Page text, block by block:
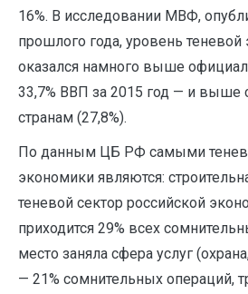
16%. В исследовании МВФ,
прошлого года, уровень
оказался намного выше
33,7% ВВП за 2015 год — и выше
странам (27,8%).
По данным ЦБ РФ самыми
экономики являются:
теневой сектор российской
приходится 29% всех
место заняла сфера услуг
— 21% сомнительных операций,